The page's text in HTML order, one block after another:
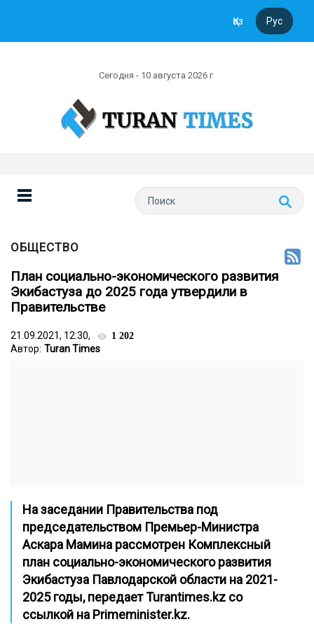
Қаз Рус
Сегодня - 10 августа 2026 г
ОБЩЕСТВО
План социально-экономического развития
Экибастуза до 2025 года утвердили в
Правительстве
21.09.2021, 12:30, 1 202
Автор: Turan Times
На заседании Правительства под
председательством Премьер-Министра
Аскара Мамина рассмотрен Комплексный
план социально-экономического развития
Экибастуза Павлодарской области на 2021-
2025 годы, передаетTurantimes.kz со
ссылкой на Рrimeminister.kz.